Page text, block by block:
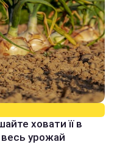
ховати її в
весь урожай